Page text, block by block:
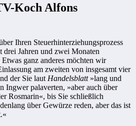
Koch Alfons
Ihren Steuerhinterziehungsprozess
drei Jahren und zwei Monaten
ganz anderes möchten wir
am zweiten von insgesamt vier
der Sie laut Handelsblatt»lang und
Ingwer palaverten, »aber auch über
Rosmarin«, bis Sie schließlich
über Gewürze reden, aber das ist